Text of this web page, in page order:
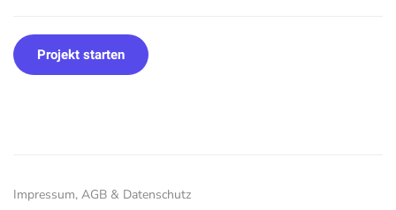
Projekt starten
Impressum, AGB & Datenschutz